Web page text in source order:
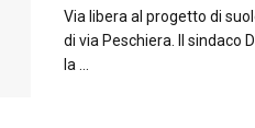
Via libera al progetto di
di via Peschiera. Il sindaco
la ...